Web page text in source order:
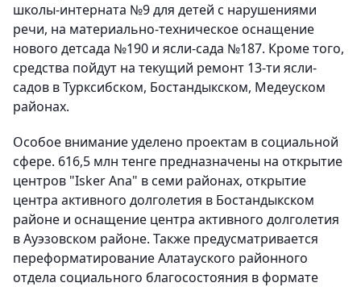
школы-интерната №9 для детей с нарушениями
речи, на материально-техническое оснащение
нового детсада №190 и ясли-сада №187. Кроме того,
средства пойдут на текущий ремонт 13-ти ясли-
садов в Турксибском, Бостандыкском, Медеуском
районах.
Особое внимание уделено проектам в социальной
сфере. 616,5 млн тенге предназначены на открытие
центров "Isker Ana" в семи районах, открытие
центра активного долголетия в Бостандыкском
районе и оснащение центра активного долголетия
в Ауэзовском районе. Также предусматривается
переформатирование Алатауского районного
отдела социального благосостояния в формате